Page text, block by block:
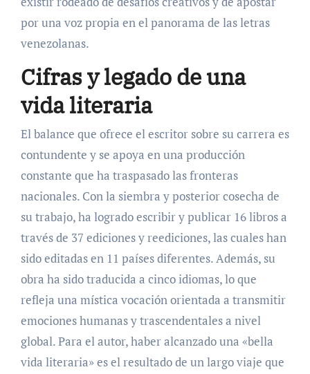
por una voz propia en el panorama de las letras
venezolanas.
Cifras y legado de una
vida literaria
El balance que ofrece el escritor sobre su carrera es
contundente y se apoya en una producción
constante que ha traspasado las fronteras
nacionales. Con la siembra y posterior cosecha de
su trabajo, ha logrado escribir y publicar 16 libros a
través de 37 ediciones y reediciones, las cuales han
sido editadas en 11 países diferentes. Además, su
obra ha sido traducida a cinco idiomas, lo que
refleja una mística vocación orientada a transmitir
emociones humanas y trascendentales a nivel
global. Para el autor, haber alcanzado una «bella
vida literaria» es el resultado de un largo viaje que